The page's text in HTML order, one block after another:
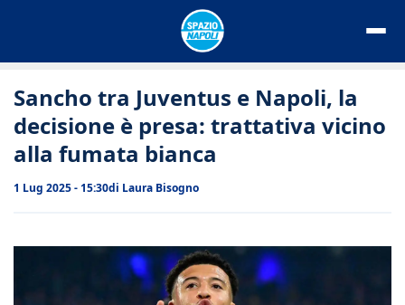
Sancho tra Juventus e Napoli, la
decisione è presa: trattativa vicino
alla fumata bianca
1 Lug 2025 - 15:30di Laura Bisogno